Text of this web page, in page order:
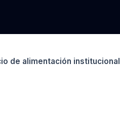
de alimentación institucional